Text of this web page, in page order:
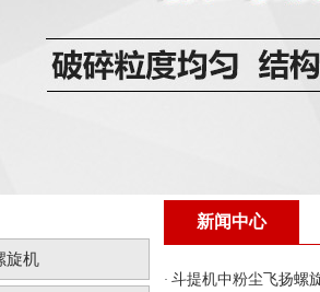
旋机
新闻中心
· 斗提机中粉尘飞扬螺